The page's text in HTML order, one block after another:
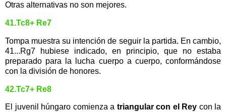
Otras alternativas no son mejores.
41.Tc8+ Re7
Tompa muestra su intención de seguir la partida. En cambio,
41...Rg7 hubiese indicado, en principio, que no estaba
preparado para la lucha cuerpo a cuerpo, conformándose
con la división de honores.
42.Tc7+ Re8
El juvenil húngaro comienza a triangular con el Rey con la